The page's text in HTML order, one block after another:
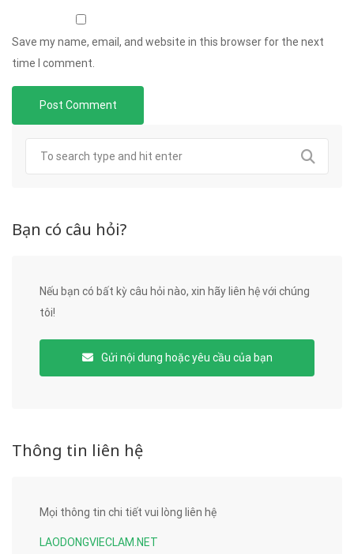
Save my name, email, and website in this browser for the next
time I comment.
Bạn có câu hỏi?
Nếu bạn có bất kỳ câu hỏi nào, xin hãy liên hệ với chúng
tôi!
Gửi nội dung hoặc yêu cầu của bạn
Thông tin liên hệ
Mọi thông tin chi tiết vui lòng liên hệ
LAODONGVIECLAM.NET